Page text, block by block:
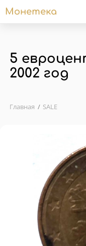
Монетека
5
2002 год
Главная SALE